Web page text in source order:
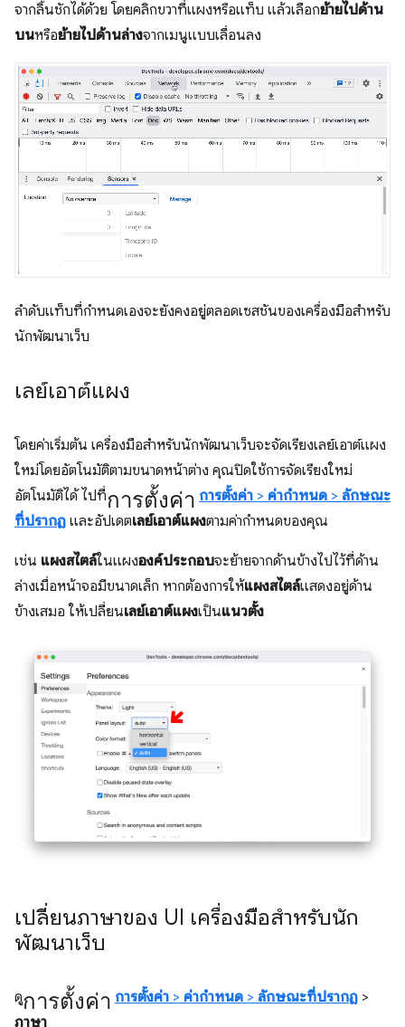
จากลิ้นชักได้ด้วย โดยคลิกขวาที่แผงหรือแท็บ แล้วเลือกย้ายไปด้าน
บนหรือย้ายไปด้านล่างจากเมนูแบบเลื่อนลง
ลำดับแท็บที่กำหนดเองจะยังคงอยู่ตลอดเซสชันของเครื่องมือสำหรับ
นักพัฒนาเว็บ
เลย์เอาต์แผง
โดยค่าเริ่มต้น เครื่องมือสำหรับนักพัฒนาเว็บจะจัดเรียงเลย์เอาต์แผง
ใหม่โดยอัตโนมัติตามขนาดหน้าต่าง คุณปิดใช้การจัดเรียงใหม่
อัตโนมัติได้ ไปที่การตั้งค่า การตั้งค่า > ค่ากําหนด > ลักษณะ
ที่ปรากฏ และอัปเดตเลย์เอาต์แผงตามค่ากําหนดของคุณ
เช่น แผงสไตล์ในแผงองค์ประกอบจะย้ายจากด้านข้างไปไว้ที่ด้าน
ล่างเมื่อหน้าจอมีขนาดเล็ก หากต้องการให้แผงสไตล์แสดงอยู่ด้าน
ข้างเสมอ ให้เปลี่ยนเลย์เอาต์แผงเป็นแนวตั้ง
เปลี่ยนภาษาของ UI เครื่องมือสำหรับนัก
พัฒนาเว็บ
ดูการตั้งค่า การตั้งค่า > ค่ากําหนด > ลักษณะที่ปรากฏ >
ภาษา